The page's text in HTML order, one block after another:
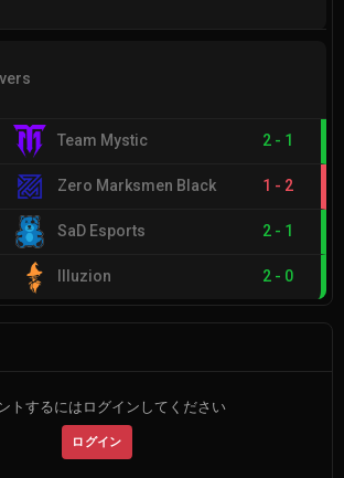
Team Mystic 2 - 1
Zero Marksmen Black 1 - 2
SaD Esports 2 - 1
Illuzion 2 - 0
トするにはログインしてください
ログイン